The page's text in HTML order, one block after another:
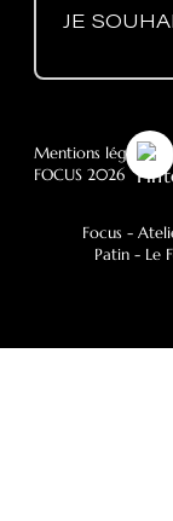
JE
Mentions légales-
FOCUS 2026
Focus -
Patin - Le